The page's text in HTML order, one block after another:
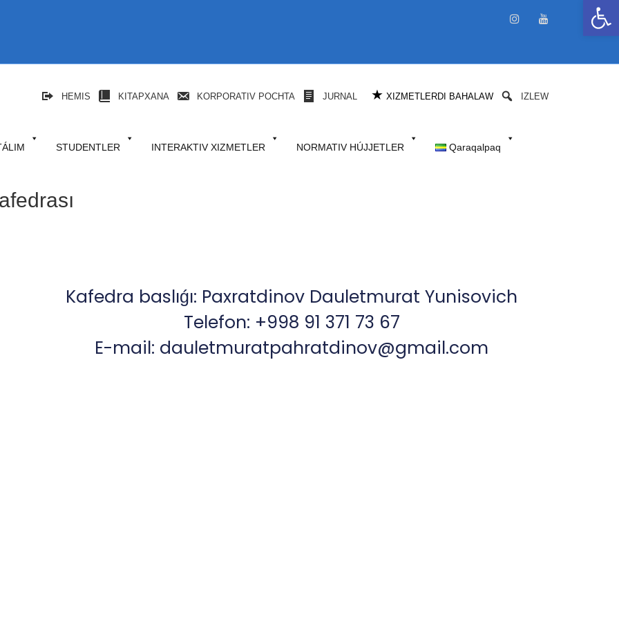
HEMIS KITAPXANA KORPORATIV POCHTA JURNAL ★ XIZMETLERDI BAHALAW IZLEW
STUDENTLER INTERAKTIV XIZMETLER NORMATIV HÚJJETLER Qaraqalpaq
Kafedra baslıǵı: Paxratdinov Dauletmurat Yunisovich
Telefon: +998 91 371 73 67
E-mail: dauletmuratpahratdinov@gmail.com